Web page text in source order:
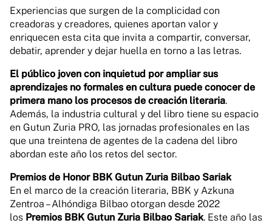
Experiencias que surgen de la complicidad con
creadoras y creadores, quienes aportan valor y
enriquecen esta cita que invita a compartir, conversar,
debatir, aprender y dejar huella en torno a las letras.
El público joven con inquietud por ampliar sus
aprendizajes no formales en cultura puede conocer de
primera mano los procesos de creación literaria.
Además, la industria cultural y del libro tiene su espacio
en Gutun Zuria PRO, las jornadas profesionales en las
que una treintena de agentes de la cadena del libro
abordan este año los retos del sector.
Premios de Honor BBK Gutun Zuria Bilbao Sariak
En el marco de la creación literaria, BBK y Azkuna
Zentroa – Alhóndiga Bilbao otorgan desde 2022
los Premios BBK Gutun Zuria Bilbao Sariak. Este año las